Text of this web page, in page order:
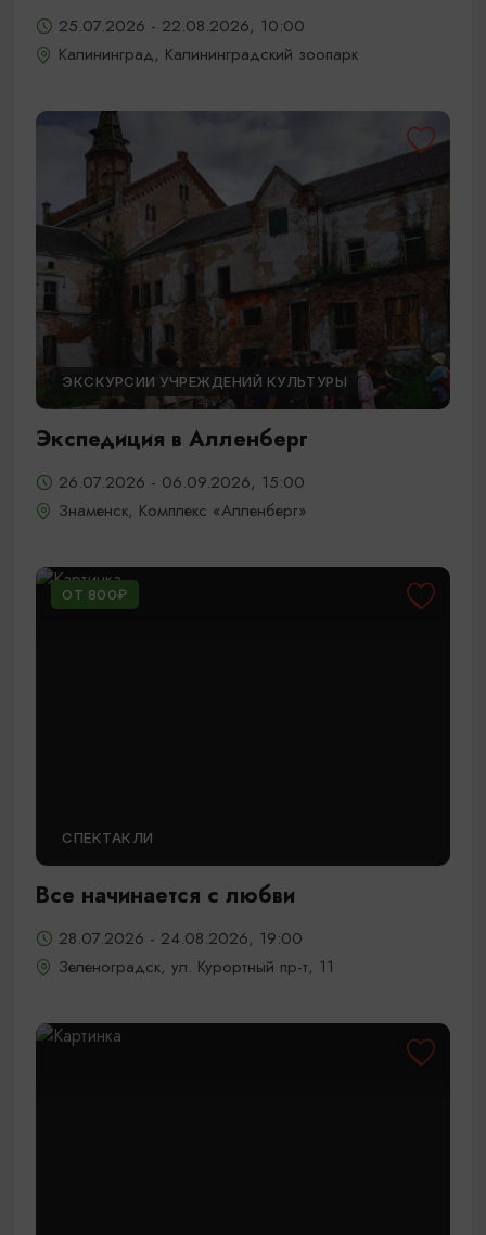
25.07.2026 - 22.08.2026, 10:00
Калининград, Калининградский зоопарк
ЭКСКУРСИИ УЧРЕЖДЕНИЙ КУЛЬТУРЫ
Экспедиция в Алленберг
26.07.2026 - 06.09.2026, 15:00
Знаменск, Комплекс «Алленберг»
ОТ 800₽
СПЕКТАКЛИ
Все начинается с любви
28.07.2026 - 24.08.2026, 19:00
Зеленоградск, ул. Курортный пр-т, 11